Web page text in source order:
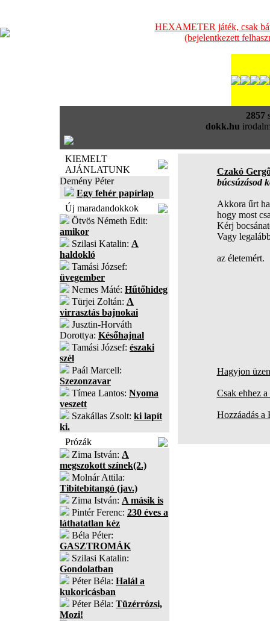
HEXAMETER játék, csak
(bejelentkezett
2857
dokk.hu
KIEMELT
AJÁNLATUNK
Demény Péter
Egy fehér papírlap
Új maradandokkok
Ötvös Németh Edit:
amikor
Szilasi Katalin: A
haldokló
Tamási József:
üvegember
Nemes Máté: Hűtőhideg
Türjei Zoltán: A
virrasztás bajnokai
Jusztin-Horváth
Dorottya: Későhajnal
Tamási József: északi
szél
Paál Marcell:
Szezonzavar
Tímea Lantos: Nyoma
veszett
Szakállas Zsolt: ki lapít
ki.
Prózák
Zima István: A
megszokott színek(2.)
Molnár Attila:
Tibitebitangó (jav.)
Zima István: A másik is
Pintér Ferenc: 230 éves a
láthatatlan kéz
Béla Péter:
GASZTROMÁK
Szilasi Katalin:
Gondolatban
Péter Béla: Halál a
kukoricásban
Péter Béla: Tüzérrózsi,
Mozi!
Czakó
búcsúzásod
Akkora űrt
hogy most
Kérj
Vagy
az életemért.
Hagyjon
Csak ehhez
Hozzáadás